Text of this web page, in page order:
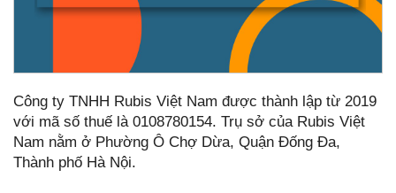
Công ty TNHH Rubis Việt Nam được thành lập từ 2019
với mã số thuế là 0108780154. Trụ sở của Rubis Việt
Nam nằm ở Phường Ô Chợ Dừa, Quận Đống Đa,
Thành phố Hà Nội.